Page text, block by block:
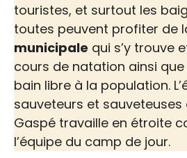
Offre
touristes, et surtout les
toutes peuvent profiter de
municipale qui s’y trouve
cours de natation ainsi
bain libre à la population.
sauveteurs et sauveteuses
Gaspé travaille en étroite
l’équipe du camp de jour.